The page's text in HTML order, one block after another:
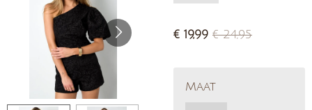
€ 19,99 € 24,95
Maat